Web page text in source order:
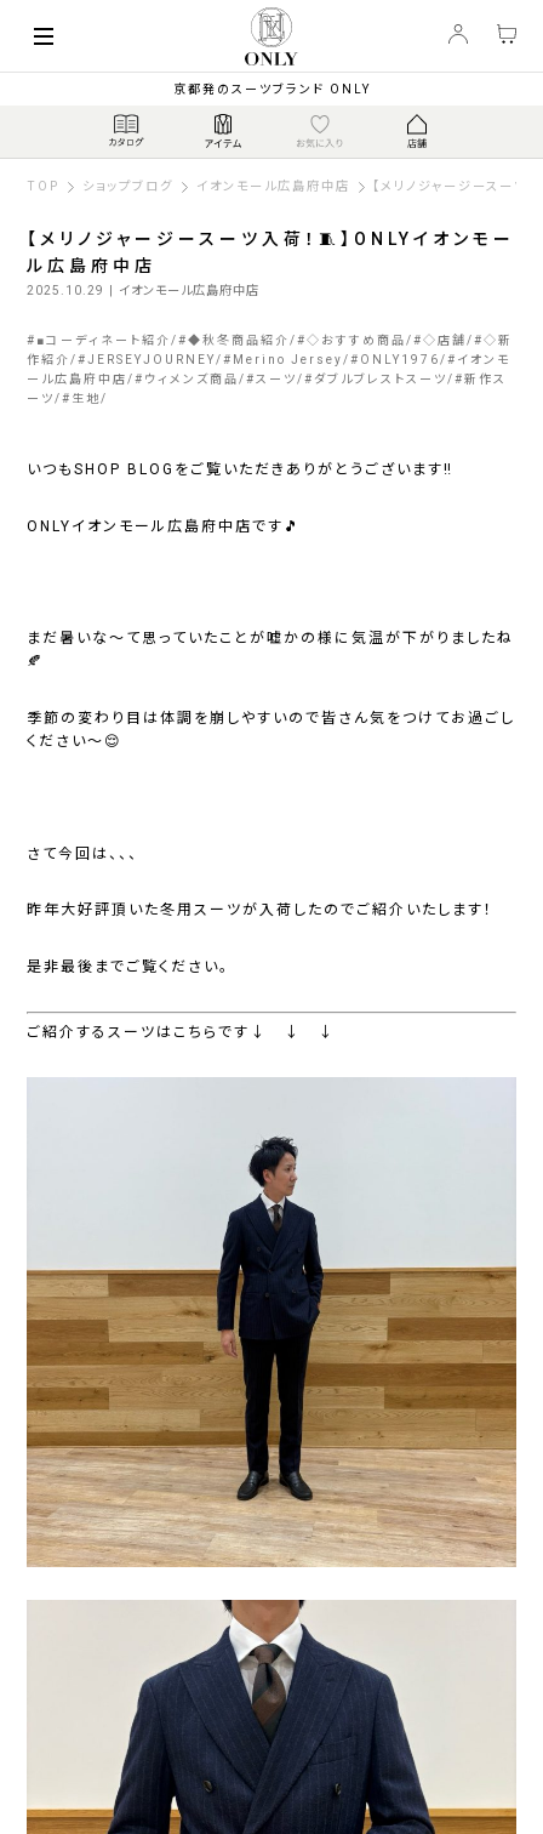
京都発のスーツブランド ONLY
TOP ショップブログ イオンモール広島府中店 【メリノジャージースーツ
【メリノジャージースーツ入荷！🧵】ONLYイオンモー
ル広島府中店
2025.10.29 | イオンモール広島府中店
# ■コーディネート紹介 #◆秋冬商品紹介 #◇おすすめ商品 #◇店舗 #◇新
作紹介 #JERSEYJOURNEY # Merino Jersey # ONLY1976 # イオンモ
ール広島府中店 # ウィメンズ商品 # スーツ # ダブルブレストスーツ #新作ス
ーツ # 生地
いつもSHOP BLOGをご覧いただきありがとうございます‼️
ONLYイオンモール広島府中店です🎵
まだ暑いな～て思っていたことが嘘かの様に気温が下がりましたね
🍂
季節の変わり目は体調を崩しやすいので皆さん気をつけてお過ごし
ください～😌
さて今回は、、、
昨年大好評頂いた冬用スーツが入荷したのでご紹介いたします！
是非最後までご覧ください。
ご紹介するスーツはこちらです↓ ↓ ↓